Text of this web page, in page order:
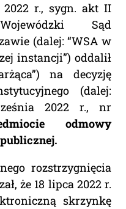
r., sygn. akt II
Sąd
(dalej: “WSA w
instancji”) oddalił
na decyzję
(dalej:
2022 r., nr
odmowy
rozstrzygnięcia
że 18 lipca 2022 r.
skrzynkę